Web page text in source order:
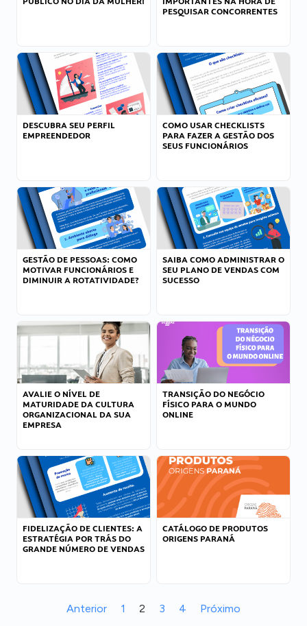
PESQUISAR CONCORRENTES
DESCUBRA SEU PERFIL
EMPREENDEDOR
COMO USAR CHECKLISTS
PARA FAZER A GESTÃO DOS
SEUS FUNCIONÁRIOS
GESTÃO DE PESSOAS: COMO
MOTIVAR FUNCIONÁRIOS E
DIMINUIR A ROTATIVIDADE?
SAIBA COMO ADMINISTRAR O
SEU PLANO DE VENDAS COM
SUCESSO
AVALIE O NÍVEL DE
MATURIDADE DA CULTURA
ORGANIZACIONAL DA SUA
EMPRESA
TRANSIÇÃO DO NEGÓCIO
FÍSICO PARA O MUNDO
ONLINE
FIDELIZAÇÃO DE CLIENTES: A
ESTRATÉGIA POR TRÁS DO
GRANDE NÚMERO DE VENDAS
CATÁLOGO DE PRODUTOS
ORIGENS PARANÁ
Anterior 1 2 3 4 Próximo